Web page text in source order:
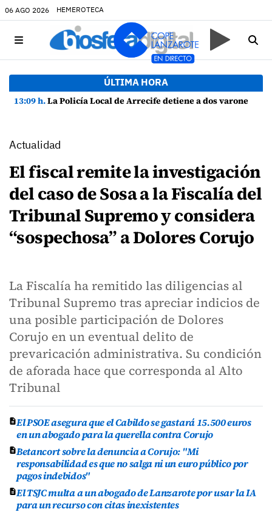
06 AGO 2026 HEMEROTECA
ÚLTIMA HORA
13:09 h.La Policía Local de Arrecife detiene a dos varones por altercado y amenazas con arma blanca
Actualidad
El fiscal remite la investigación
del caso de Sosa a la Fiscalía del
Tribunal Supremo y considera
“sospechosa” a Dolores Corujo
La Fiscalía ha remitido las diligencias al
Tribunal Supremo tras apreciar indicios de
una posible participación de Dolores
Corujo en un eventual delito de
prevaricación administrativa. Su condición
de aforada hace que corresponda al Alto
Tribunal
El PSOE asegura que el Cabildo se gastará 15.500 euros
en un abogado para la querella contra Corujo
Betancort sobre la denuncia a Corujo: "Mi
responsabilidad es que no salga ni un euro público por
pagos indebidos"
El TSJC multa a un abogado de Lanzarote por usar la IA
para un recurso con citas inexistentes